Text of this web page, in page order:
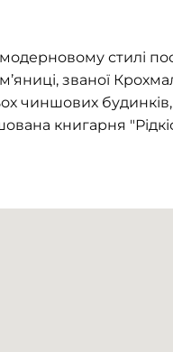
стилі
званої
чиншових
книгарня